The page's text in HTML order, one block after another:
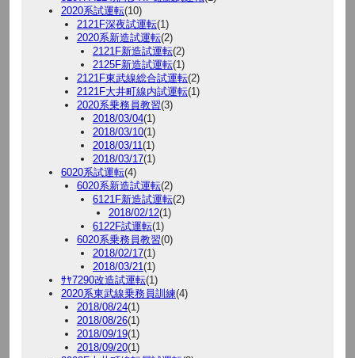
2020系試運転(10)
2121F深夜試運転(1)
2020系新造試運転(2)
2121F新造試運転(2)
2125F新造試運転(1)
2121F東武線総合試運転(2)
2121F大井町線内試運転(1)
2020系乗務員教習(3)
2018/03/04(1)
2018/03/10(1)
2018/03/11 (1)
2018/03/17(1)
6020系試運転(4)
6020系新造試運転(2)
6121F新造試運転(2)
2018/02/12(1)
6122F試運転(1)
6020系乗務員教習(0)
2018/02/17(1)
2018/03/21 (1)
ｻﾔ7290改造試運転(1)
2020系東武線乗務員訓練(4)
2018/08/24(1)
2018/08/26(1)
2018/09/19(1)
2018/09/20(1)